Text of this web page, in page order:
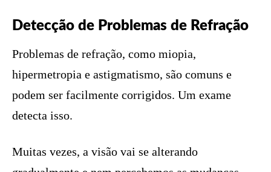
Detecção de Problemas de Refração
Problemas de refração, como miopia,
hipermetropia e astigmatismo, são comuns e
podem ser facilmente corrigidos. Um exame
detecta isso.
Muitas vezes, a visão vai se alterando